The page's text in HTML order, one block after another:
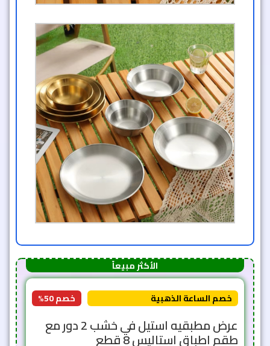
الأكثر مبيعاً
خصم الساعة الذهبية خصم 50%
عرض مطبقيه استيل في خشب 2 دور مع
طقم اطباق استاليس 8 قطع